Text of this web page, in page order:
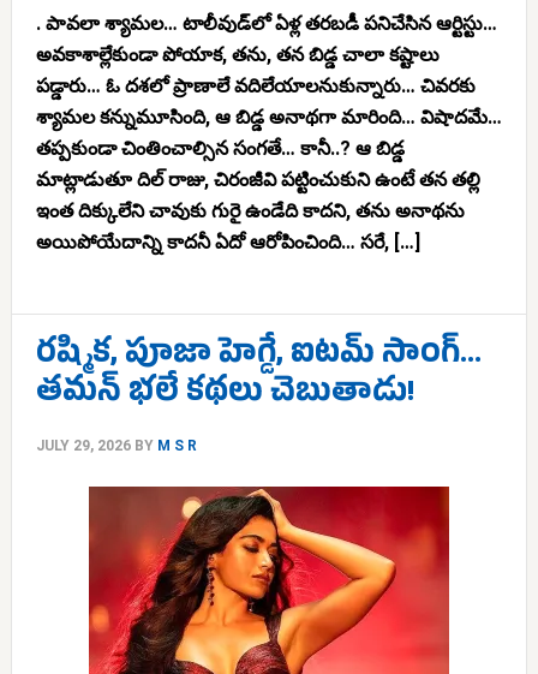
. పావలా శ్యామల… టాలీవుడ్‌లో ఏళ్ల తరబడీ పనిచేసిన ఆర్టిస్టు…
అవకాశాల్లేకుండా పోయాక, తను, తన బిడ్డ చాలా కష్టాలు
పడ్డారు… ఓ దశలో ప్రాణాలే వదిలేయాలనుకున్నారు… చివరకు
శ్యామల కన్నుమూసింది, ఆ బిడ్డ అనాథగా మారింది… విషాదమే…
తప్పకుండా చింతించాల్సిన సంగతే… కానీ..? ఆ బిడ్డ
మాట్లాడుతూ దిల్ రాజు, చిరంజీవి పట్టించుకుని ఉంటే తన తల్లి
ఇంత దిక్కులేని చావుకు గురై ఉండేది కాదని, తను అనాథను
అయిపోయేదాన్ని కాదనీ ఏదో ఆరోపించింది… సరే, […]
రష్మిక, పూజా హెగ్డే, ఐటమ్ సాంగ్…
తమన్ భలే కథలు చెబుతాడు!
JULY 29, 2026BY M S R